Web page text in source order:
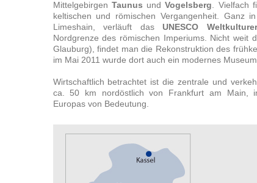
Mittelgebirgen Taunus undVogelsberg. Vielfach
keltischen und römischen Vergangenheit. Ganz
Limeshain, verläuft das UNESCO
Nordgrenze des römischen Imperiums. Nicht weit
Glauburg), findet man die Rekonstruktion des
im Mai 2011 wurde dort auch ein modernes
Wirtschaftlich betrachtet ist die zentrale und
ca. 50 km nordöstlich von Frankfurt am Main,
Europas von Bedeutung.